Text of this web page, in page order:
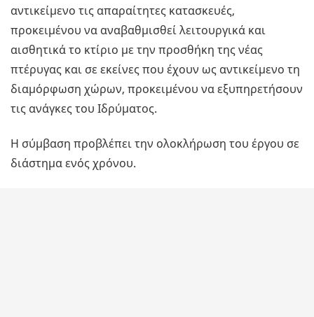
αντικείμενο τις απαραίτητες κατασκευές,
προκειμένου να αναβαθμισθεί λειτουργικά και
αισθητικά το κτίριο με την προσθήκη της νέας
πτέρυγας και σε εκείνες που έχουν ως αντικείμενο τη
διαμόρφωση χώρων, προκειμένου να εξυπηρετήσουν
τις ανάγκες του Ιδρύματος.
Η σύμβαση προβλέπει την ολοκλήρωση του έργου σε
διάστημα ενός χρόνου.